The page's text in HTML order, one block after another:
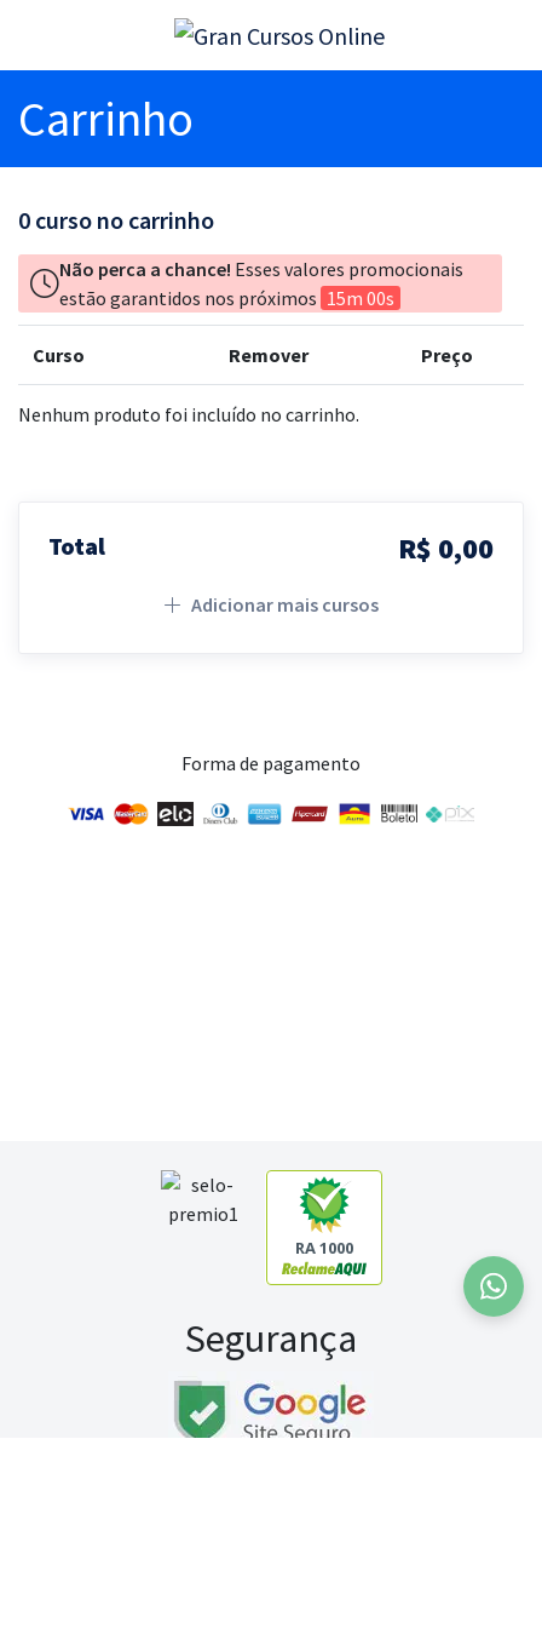
Carrinho
0 curso no carrinho
Não perca a chance! Esses valores promocionais
estão garantidos nos próximos 15m 00s
Curso Remover Preço
Nenhum produto foi incluído no carrinho.
Total R$ 0,00
Adicionar mais cursos
Forma de pagamento
RA 1000
Segurança